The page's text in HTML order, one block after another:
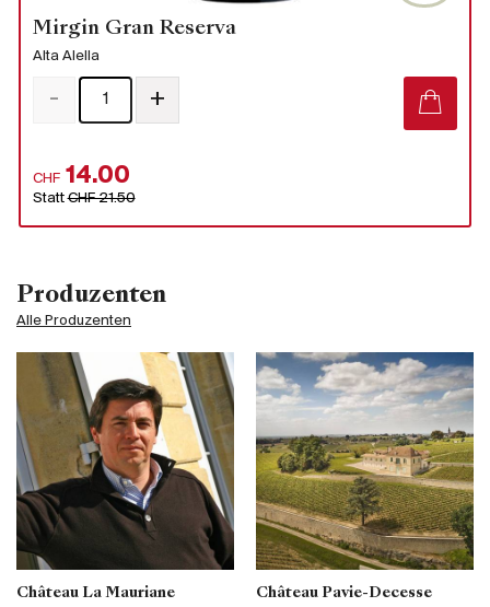
Produzenten
Alle Produzenten
Château La Mauriane Château Pavie-Decesse
Mirgin Gran Reserva
Alta Alella
CHF 14.00
StattCHF 21.50
- +